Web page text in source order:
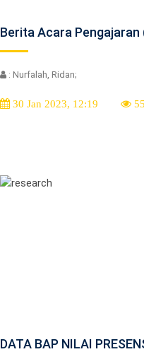
Berita Acara Pengajaran
: Nurfalah, Ridan;
30 Jan 2023, 12:19
DATA BAP NILAI